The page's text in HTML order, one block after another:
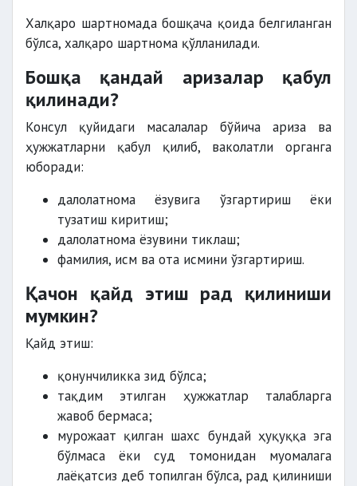
Халқаро шартномада бошқача қоида белгиланган
бўлса, халқаро шартнома қўлланилади.
Бошқа қандай аризалар қабул
қилинади?
Консул қуйидаги масалалар бўйича ариза ва
ҳужжатларни қабул қилиб, ваколатли органга
юборади:
далолатнома ёзувига ўзгартириш ёки
тузатиш киритиш;
далолатнома ёзувини тиклаш;
фамилия, исм ва ота исмини ўзгартириш.
Қачон қайд этиш рад қилиниши
мумкин?
Қайд этиш:
қонунчиликка зид бўлса;
тақдим этилган ҳужжатлар талабларга
жавоб бермаса;
мурожаат қилган шахс бундай ҳуқуққа эга
бўлмаса ёки суд томонидан муомалага
лаёқатсиз деб топилган бўлса, рад қилиниши